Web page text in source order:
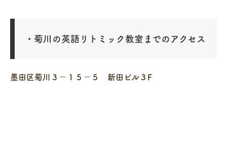
・菊川の英語リトミック教室までのアクセス
墨田区菊川３－１５－５ 新田ビル３F